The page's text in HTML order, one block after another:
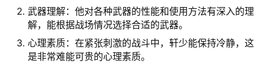
武器理解：他对各种武器的性能和使用方法有深入的理
解，能根据战场情况选择合适的武器。
心理素质：在紧张刺激的战斗中，轩少能保持冷静，这
是非常难能可贵的心理素质。